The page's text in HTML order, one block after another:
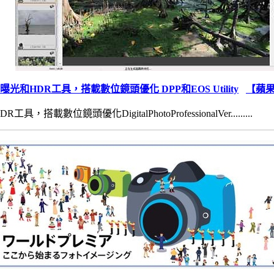
光和HDR工具，搭載數位鏡頭優化 DPP和EOS Utility 【蘋
工具，搭載數位鏡頭優化DigitalPhotoProfessionalVer.........